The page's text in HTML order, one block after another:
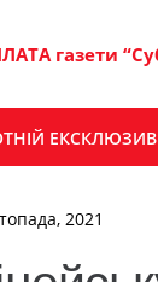
газети
ЕКСКЛЮЗИВ
2021